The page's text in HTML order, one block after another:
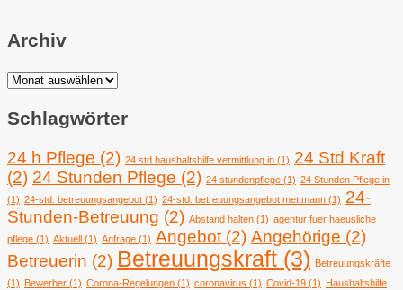
Archiv
Archiv
Schlagwörter
24 h Pflege (2) 24 std haushaltshilfe vermittlung in (1) 24 Std Kraft
(2) 24 Stunden Pflege (2) 24 stundenpflege (1) 24 Stunden Pflege in
(1) 24-std. betreuungsangebot (1) 24-std. betreuungsangebot mettmann (1) 24-
Stunden-Betreuung (2) Abstand halten (1) agentur fuer haeusliche
pflege (1) Aktuell (1) Anfrage (1) Angebot(2) Angehörige (2)
Betreuerin (2) Betreuungskraft (3)
Betreuungskräfte
(1)
Bewerber (1) Corona-Regelungen (1) coronavirus (1) Covid-19 (1) Haushaltshilfe